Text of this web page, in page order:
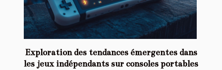
Exploration des tendances émergentes dans
les jeux indépendants sur consoles portables